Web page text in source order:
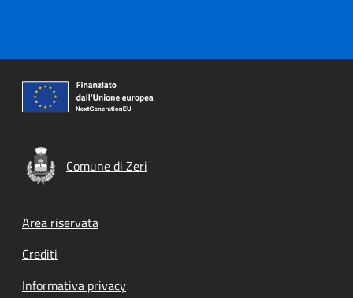
Comune di Zeri
Footer menu
Area riservata
Crediti
Informativa privacy